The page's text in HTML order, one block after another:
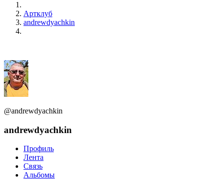
Артклуб
andrewdyachkin
@andrewdyachkin
andrewdyachkin
Профиль
Лента
Связь
Альбомы